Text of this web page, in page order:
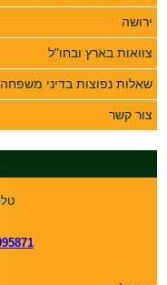
ירושה
צוואות בארץ ובחו"ל
שאלות נפוצות בדיני משפחה
צור קשר